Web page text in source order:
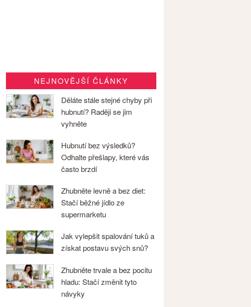
NEJNOVĚJŠÍ ČLÁNKY
Děláte stále stejné chyby při
hubnutí? Raději se jim
vyhněte
Hubnutí bez výsledků?
Odhalte přešlapy, které vás
často brzdí
Zhubněte levně a bez diet:
Stačí běžné jídlo ze
supermarketu
Jak vylepšit spalování tuků a
získat postavu svých snů?
Zhubněte trvale a bez pocitu
hladu: Stačí změnit tyto
návyky